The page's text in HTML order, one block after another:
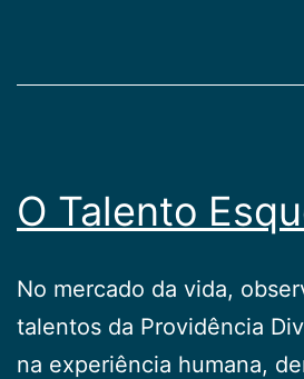
O Talento
No mercado da vida,
talentos da Providência
na experiência humana,